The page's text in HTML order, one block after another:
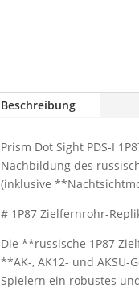
Beschreibung
Prism Dot Sight PDS-I
Nachbildung des
(inklusive
# 1P87 Zielfernrohr-
Die **russische 1P87
**AK-, AK12- und
Spielern ein robustes